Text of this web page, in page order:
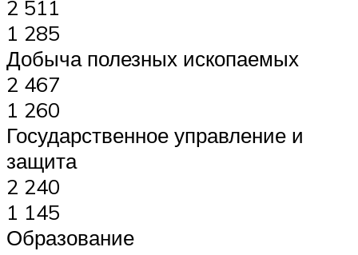
2 511
1 285
Добыча полезных ископаемых
2 467
1 260
Государственное управление и
защита
2 240
1 145
Образование